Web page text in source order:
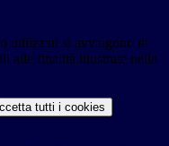
utilizzati si avvalgono di
alle finalità illustrate nella
tutti i cookies